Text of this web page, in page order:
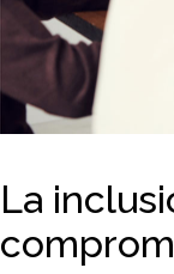
La